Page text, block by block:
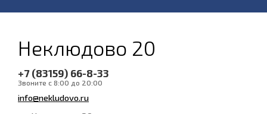
Неклюдово 20
+7 (83159) 66-8-33
Звоните с 8:00 до 20:00
info@nekludovo.ru